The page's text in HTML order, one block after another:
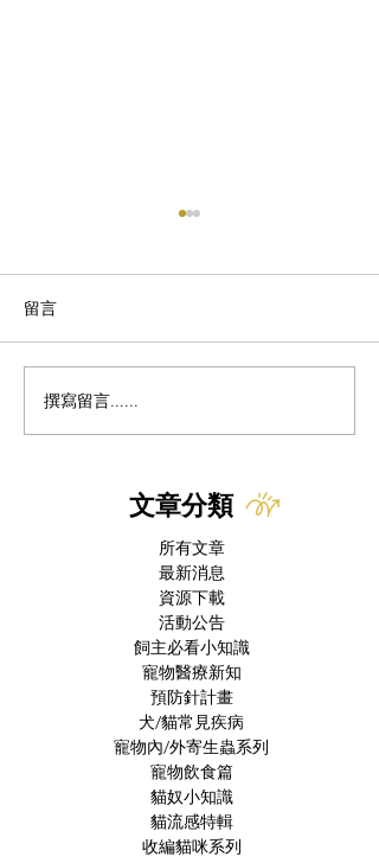
美國本土出現首例犬隻新
世界螺旋蠅病例 FDA緊急
留言
撰寫留言......
文章分類
所有文章
最新消息
資源下載
活動公告
飼主必看小知識
寵物醫療新知
預防針計畫
犬/貓常見疾病
寵物內/外寄生蟲系列
寵物飲食篇
貓奴小知識
貓流感特輯
收編貓咪系列